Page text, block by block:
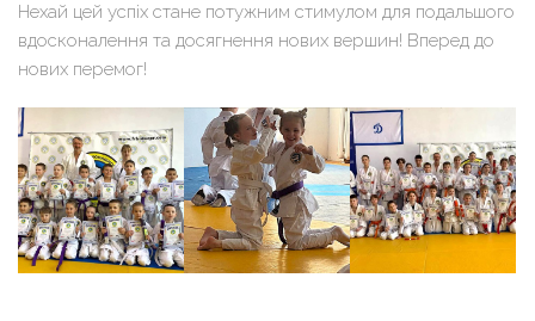
Нехай цей успіх стане потужним стимулом для подальшого
вдосконалення та досягнення нових вершин! Вперед до
нових перемог!